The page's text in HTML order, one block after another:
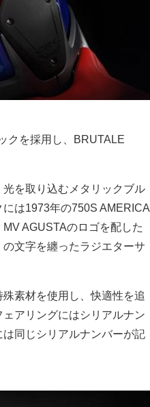
クを採用し、BRUTALE
を取り込むメタリックブル
は1973年の750S AMERICA
AGUSTAのロゴを配した
文字を纏ったラジエターサ
素材を使用し、快適性を追
アリングにはシリアルナン
同じシリアルナンバーが記